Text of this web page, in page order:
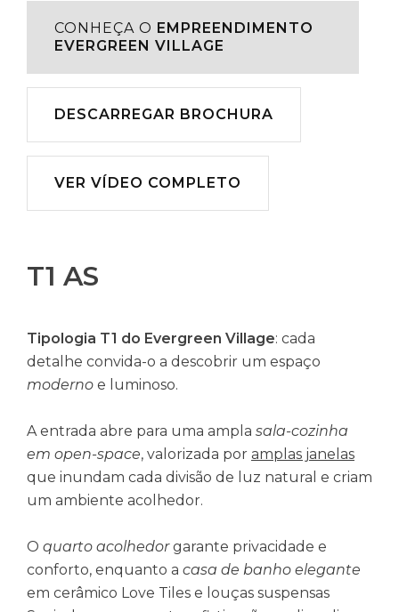
CONHEÇA O EMPREENDIMENTO
EVERGREEN VILLAGE
DESCARREGAR BROCHURA
Descarregar
VER VÍDEO COMPLETO
Reproduzir
T1 AS
Tipologia T1 do Evergreen Village: cada
detalhe convida-o a descobrir um espaço
moderno e luminoso.
A entrada abre para uma ampla sala-cozinha
em open-space, valorizada por amplas janelas
que inundam cada divisão de luz natural e criam
um ambiente acolhedor.
O quarto acolhedorgarante privacidade e
conforto, enquanto a casa de banho elegante
em cerâmico Love Tiles e louças suspensas